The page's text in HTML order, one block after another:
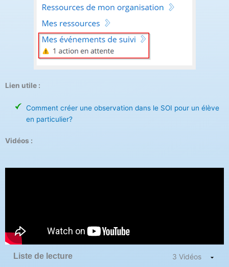
Lien utile :
Comment créer une observation dans le SOI pour un élève
en particulier?
Vidéos :
Liste de lecture 3 Vidéos